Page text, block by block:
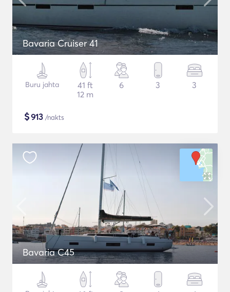
Bavaria Cruiser 41
Buru jahta
41 ft
12 m
6 3 3
$913 /nakts
Bavaria C45